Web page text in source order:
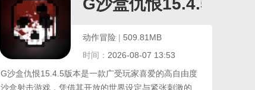
G沙盒仇恨15.4.5版本
动作冒险 | 509.81MB
时间： 2026-08-07 13:53
G沙盒仇恨15.4.5版本是一款广受玩家喜爱的高自由度
沙盒射击游戏，凭借其开放的世界设定与紧张刺激的